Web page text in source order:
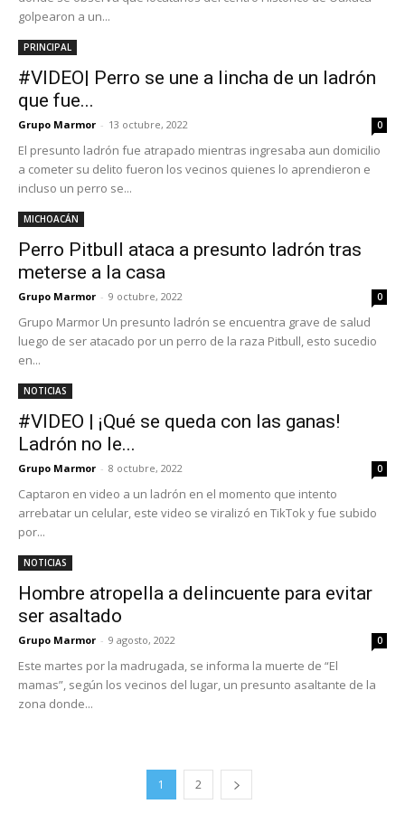
golpearon a un...
PRINCIPAL
#VIDEO| Perro se une a lincha de un ladrón
que fue...
Grupo Marmor - 13 octubre, 2022 0
El presunto ladrón fue atrapado mientras ingresaba aun domicilio
a cometer su delito fueron los vecinos quienes lo aprendieron e
incluso un perro se...
MICHOACÁN
Perro Pitbull ataca a presunto ladrón tras
meterse a la casa
Grupo Marmor - 9 octubre, 2022 0
Grupo Marmor Un presunto ladrón se encuentra grave de salud
luego de ser atacado por un perro de la raza Pitbull, esto sucedio
en...
NOTICIAS
#VIDEO | ¡Qué se queda con las ganas!
Ladrón no le...
Grupo Marmor - 8 octubre, 2022 0
Captaron en video a un ladrón en el momento que intento
arrebatar un celular, este video se viralizó en TikTok y fue subido
por...
NOTICIAS
Hombre atropella a delincuente para evitar
ser asaltado
Grupo Marmor - 9 agosto, 2022 0
Este martes por la madrugada, se informa la muerte de “El
mamas”, según los vecinos del lugar, un presunto asaltante de la
zona donde...
1 2